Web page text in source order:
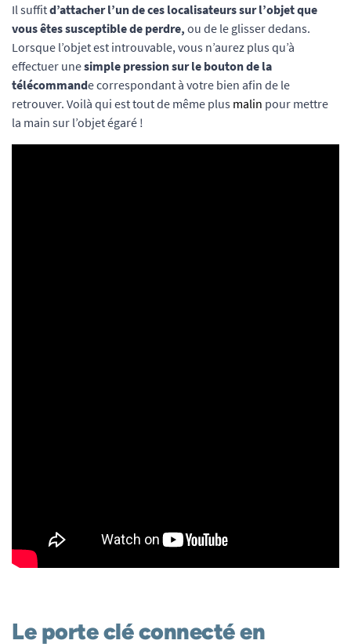
Il suffitd’attacher l’un de ces localisateurs sur l’objet que
vous êtes susceptible de perdre, ou de le glisser dedans.
Lorsque l’objet est introuvable, vous n’aurez plus qu’à
effectuer unesimple pression sur le bouton de la
télécommande correspondant à votre bien afin de le
retrouver. Voilà qui est tout de même plus malin pour mettre
la main sur l’objet égaré !
Le porte clé connecté en